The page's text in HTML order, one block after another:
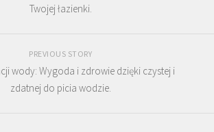
Twojej łazienki.
PREVIOUS STORY
wody: Wygoda i zdrowie dzięki czystej i
zdatnej do picia wodzie.